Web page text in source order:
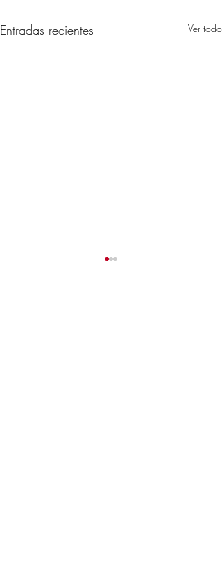
Entradas recientes Ver todo